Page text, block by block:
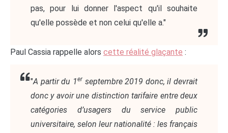
pas, pour lui donner l'aspect qu'il souhaite
qu'elle possède et non celui qu'elle a."
Paul Cassia rappelle alors cette réalité glaçante :
"A partir du 1erseptembre 2019 donc, il devrait
donc y avoir une distinction tarifaire entre deux
catégories d’usagers du service public
universitaire, selon leur nationalité : les français